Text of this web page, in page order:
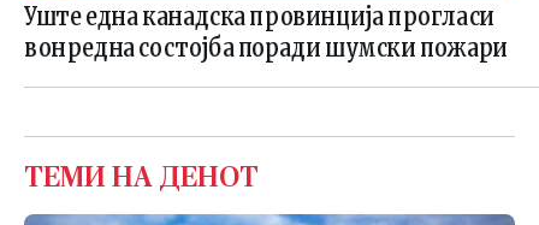
Уште една канадска провинција прогласи
вонредна состојба поради шумски пожари
ТЕМИ НА ДЕНОТ